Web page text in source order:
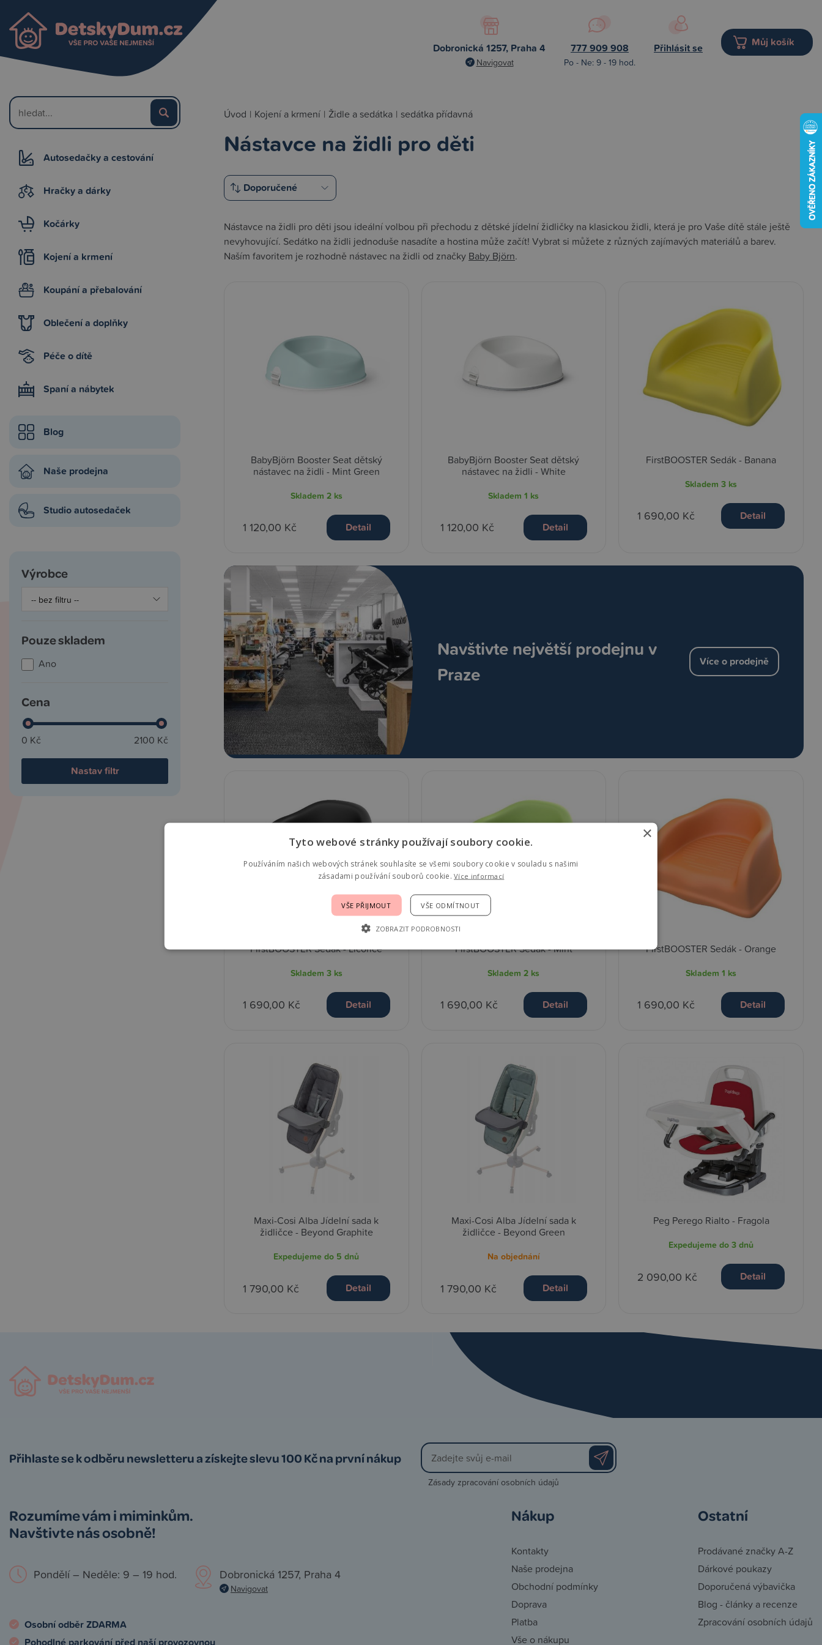
Dobronická 1257, Praha 4
Navigovat
777 909 908
Po - Ne: 9 - 19 hod.
Přihlásit se Můj košík
Autosedačky a cestování
Hračky a dárky
Kočárky
Kojení a krmení
Koupání a přebalování
Oblečení a doplňky
Péče o dítě
Spaní a nábytek
Blog
Naše prodejna
Studio autosedaček
Výrobce
Pouze skladem
Ano
Cena
0 Kč 2100 Kč
Úvod | Kojení a krmení | Židle a sedátka | sedátka přídavná
Nástavce na židli pro děti
Nástavce na židli pro děti jsou ideální volbou při přechodu z dětské jídelní židličky na klasickou židli, která je pro Vaše dítě stále ještě
nevyhovující. Sedátko na židli jednoduše nasadíte a hostina může začít! Vybrat si můžete z různých zajímavých materiálů a barev.
Naším favoritem je rozhodně nástavec na židli od značky Baby Björn.
Navštivte největší prodejnu v
Praze
Více o prodejně
BabyBjörn Booster Seat dětský
nástavec na židli - Mint Green
Skladem 2 ks
1 120,00 Kč Detail
BabyBjörn Booster Seat dětský
nástavec na židli - White
Skladem1 ks
1 120,00 Kč Detail
FirstBOOSTER Sedák - Banana
Skladem3 ks
1 690,00 Kč Detail
FirstBOOSTER Sedák - Licorice
Skladem 3 ks
1 690,00 Kč Detail
FirstBOOSTER Sedák - Mint
Skladem2 ks
1 690,00 Kč Detail
FirstBOOSTER Sedák - Orange
Skladem1 ks
1 690,00 Kč Detail
Maxi-Cosi Alba Jídelní sada k
židličce - Beyond Graphite
Expedujeme do 5 dnů
1 790,00 Kč Detail
Maxi-Cosi Alba Jídelní sada k
židličce - Beyond Green
Na objednání
1 790,00 Kč Detail
Peg Perego Rialto - Fragola
Expedujeme do 3 dnů
2 090,00 Kč Detail
Přihlaste se k odběru newsletteru a získejte slevu 100 Kč na první nákup
Zásady zpracování osobních údajů
Rozumíme vám i miminkům.
Navštivte nás osobně!
Pondělí – Neděle: 9 – 19 hod. Dobronická 1257, Praha 4
Navigovat
Osobní odběr ZDARMA
Nákup
Kontakty
Naše prodejna
Obchodní podmínky
Doprava
Platba
Vše o nákupu
Ostatní
Prodávané značky A-Z
Dárkové poukazy
Doporučená výbavička
Blog - články a recenze
Zpracování osobních údajů
×
Tyto webové stránky používají soubory cookie.
Používáním našich webových stránek souhlasíte se všemi soubory cookie v souladu s našimi
zásadami používání souborů cookie.Více informací
VŠE PŘIJMOUT VŠE ODMÍTNOUT
ZOBRAZIT PODROBNOSTI